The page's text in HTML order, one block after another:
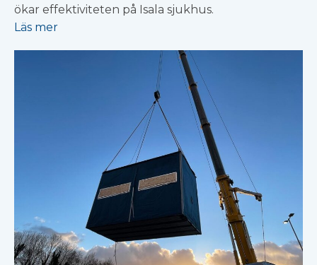
ökar effektiviteten på Isala sjukhus.
Läs mer